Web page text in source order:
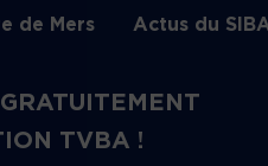
de Mers Actus du
TVBA !